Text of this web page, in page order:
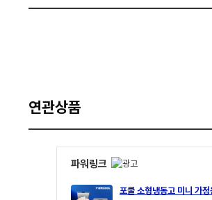
연관상품
파워링크
포쿨 소형냉동고 미니 가정